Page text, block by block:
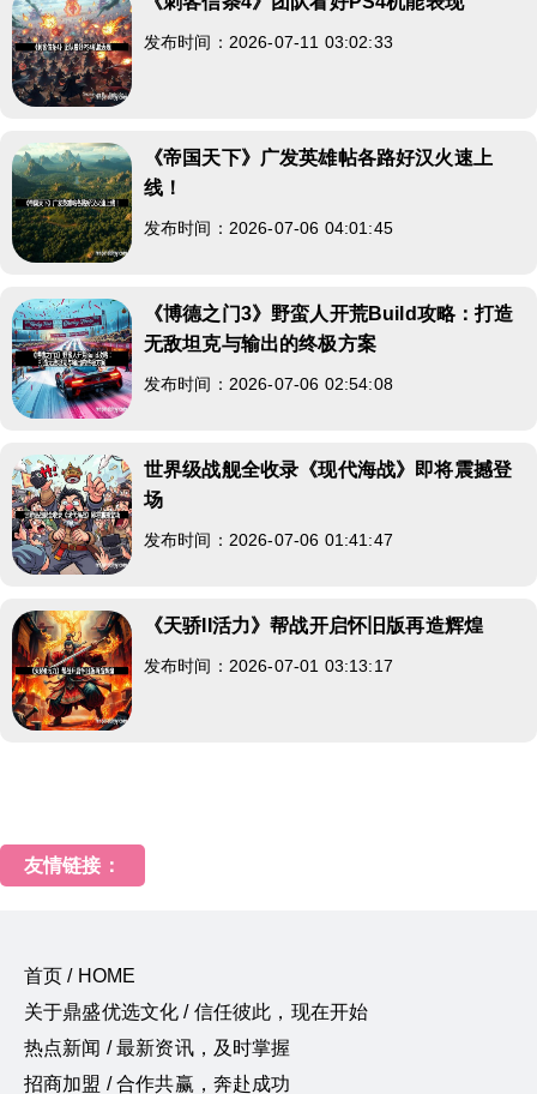
发布时间：2026-07-11 03:02:33
《帝国天下》广发英雄帖各路好汉火速上
线！
发布时间：2026-07-06 04:01:45
《博德之门3》野蛮人开荒Build攻略：打造
无敌坦克与输出的终极方案
发布时间：2026-07-06 02:54:08
世界级战舰全收录《现代海战》即将震撼登
场
发布时间：2026-07-06 01:41:47
《天骄II活力》帮战开启怀旧版再造辉煌
发布时间：2026-07-01 03:13:17
友情链接：
首页 / HOME
关于鼎盛优选文化 / 信任彼此，现在开始
热点新闻 / 最新资讯，及时掌握
招商加盟 / 合作共赢，奔赴成功